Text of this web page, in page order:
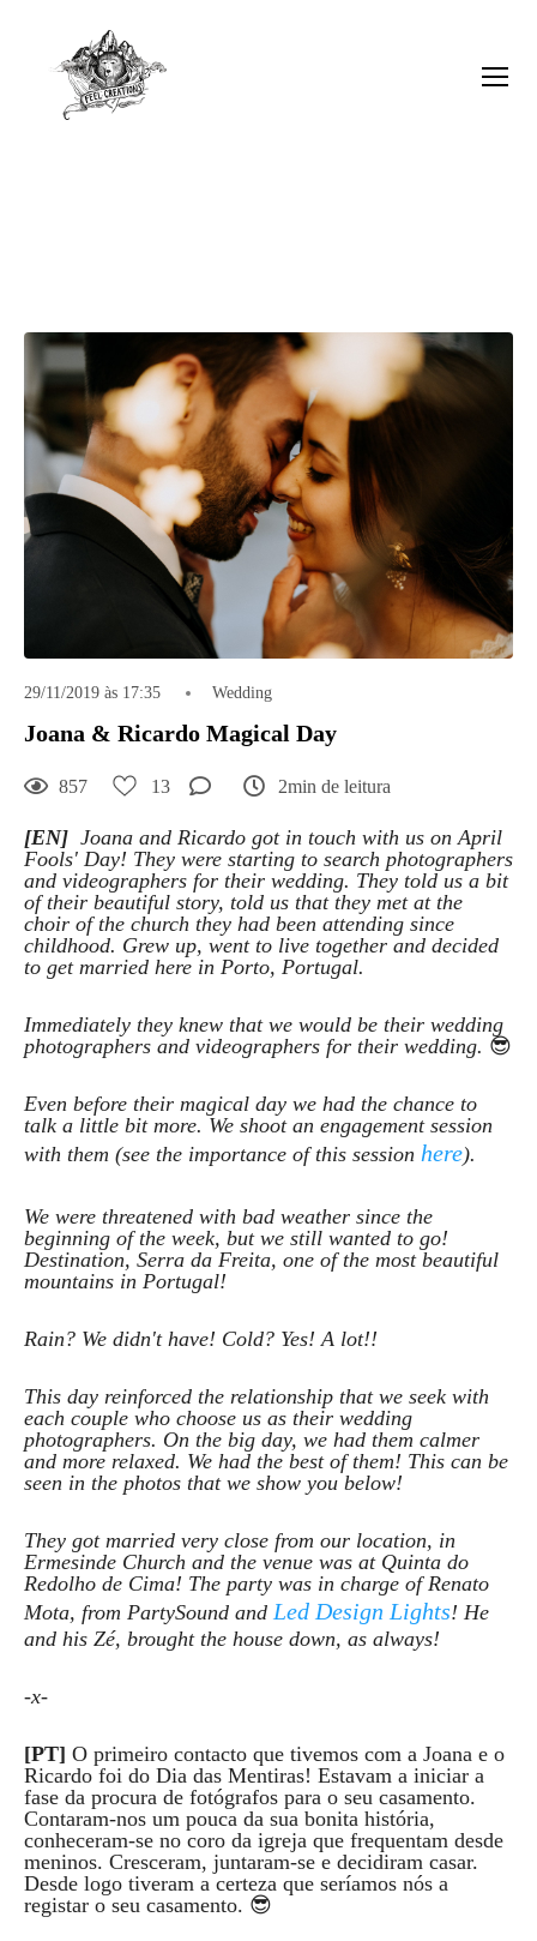
29/11/2019 às 17:35 Wedding
Joana & Ricardo Magical Day
857 13 2min de leitura
[EN] Joana and Ricardo got in touch with us on April
Fools' Day! They were starting to search photographers
and videographers for their wedding. They told us a bit
of their beautiful story, told us that they met at the
choir of the church they had been attending since
childhood. Grew up, went to live together and decided
to get married here in Porto, Portugal.
Immediately they knew that we would be their wedding
photographers and videographers for their wedding. 😎
Even before their magical day we had the chance to
talk a little bit more. We shoot an engagement session
with them (see the importance of this session here).
We were threatened with bad weather since the
beginning of the week, but we still wanted to go!
Destination, Serra da Freita, one of the most beautiful
mountains in Portugal!
Rain? We didn't have! Cold? Yes! A lot!!
This day reinforced the relationship that we seek with
each couple who choose us as their wedding
photographers. On the big day, we had them calmer
and more relaxed. We had the best of them! This can be
seen in the photos that we show you below!
They got married very close from our location, in
Ermesinde Church and the venue was at Quinta do
Redolho de Cima! The party was in charge of Renato
Mota, from PartySound and Led Design Lights! He
and his Zé, brought the house down, as always!
-x-
[PT] O primeiro contacto que tivemos com a Joana e o
Ricardo foi do Dia das Mentiras! Estavam a iniciar a
fase da procura de fotógrafos para o seu casamento.
Contaram-nos um pouca da sua bonita história,
conheceram-se no coro da igreja que frequentam desde
meninos. Cresceram, juntaram-se e decidiram casar.
Desde logo tiveram a certeza que seríamos nós a
registar o seu casamento. 😎